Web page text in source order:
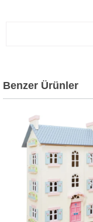
Benzer Ürünler